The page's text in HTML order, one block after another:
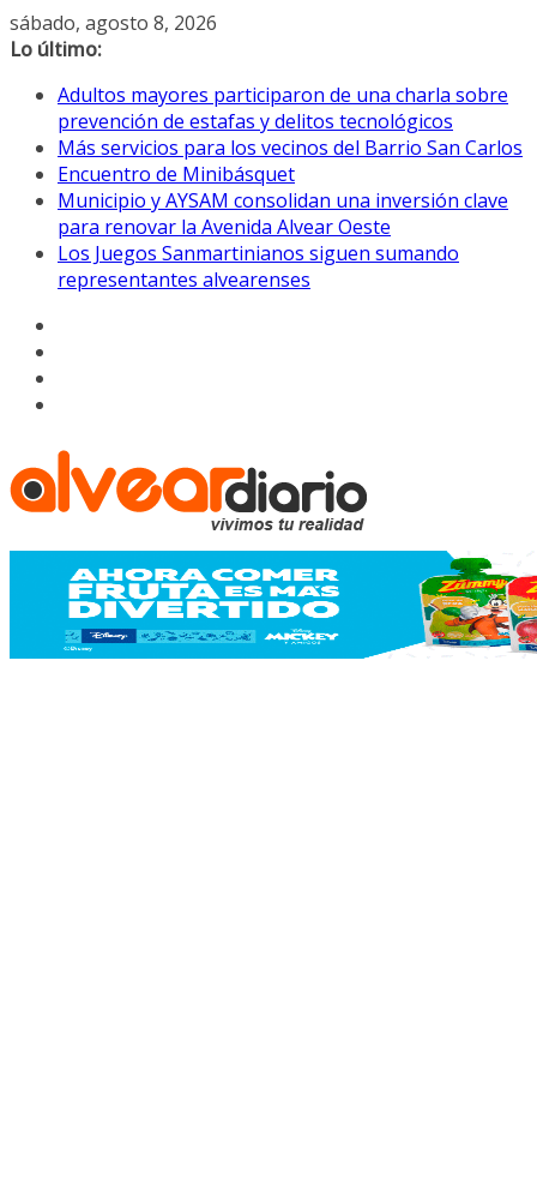
Saltar
al
sábado, agosto 8, 2026
Lo último:
Adultos mayores participaron de una charla sobre
prevención de estafas y delitos tecnológicos
Más servicios para los vecinos del Barrio San Carlos
Encuentro de Minibásquet
Municipio y AYSAM consolidan una inversión clave
para renovar la Avenida Alvear Oeste
Los Juegos Sanmartinianos siguen sumando
representantes alvearenses